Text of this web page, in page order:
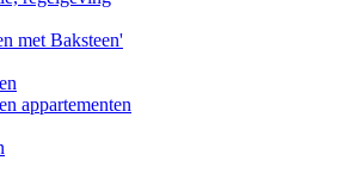
met Baksteen'
appartementen